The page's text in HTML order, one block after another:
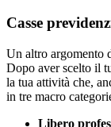
Casse
Un altro argomento
Dopo aver scelto il
la tua attività che,
in tre macro
Libero